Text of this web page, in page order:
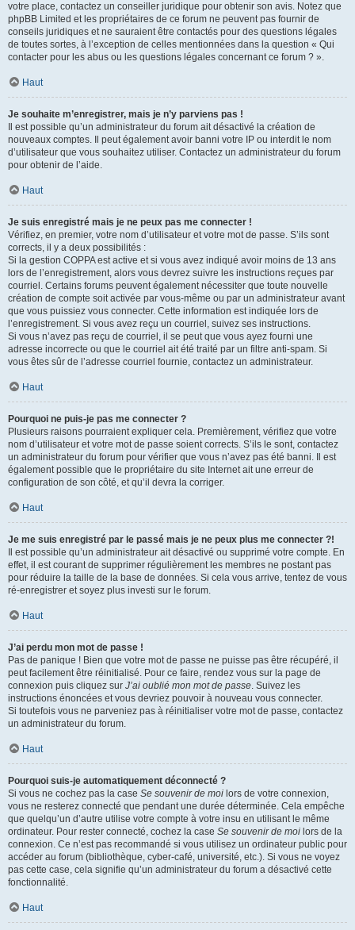
votre place, contactez un conseiller juridique pour obtenir son avis. Notez que
phpBB Limited et les propriétaires de ce forum ne peuvent pas fournir de
conseils juridiques et ne sauraient être contactés pour des questions légales
de toutes sortes, à l’exception de celles mentionnées dans la question « Qui
contacter pour les abus ou les questions légales concernant ce forum ? ».
Haut
Je souhaite m’enregistrer, mais je n’y parviens pas !
Il est possible qu’un administrateur du forum ait désactivé la création de
nouveaux comptes. Il peut également avoir banni votre IP ou interdit le nom
d’utilisateur que vous souhaitez utiliser. Contactez un administrateur du forum
pour obtenir de l’aide.
Haut
Je suis enregistré mais je ne peux pas me connecter !
Vérifiez, en premier, votre nom d’utilisateur et votre mot de passe. S’ils sont
corrects, il y a deux possibilités :
Si la gestion COPPA est active et si vous avez indiqué avoir moins de 13 ans
lors de l’enregistrement, alors vous devrez suivre les instructions reçues par
courriel. Certains forums peuvent également nécessiter que toute nouvelle
création de compte soit activée par vous-même ou par un administrateur avant
que vous puissiez vous connecter. Cette information est indiquée lors de
l’enregistrement. Si vous avez reçu un courriel, suivez ses instructions.
Si vous n’avez pas reçu de courriel, il se peut que vous ayez fourni une
adresse incorrecte ou que le courriel ait été traité par un filtre anti-spam. Si
vous êtes sûr de l’adresse courriel fournie, contactez un administrateur.
Haut
Pourquoi ne puis-je pas me connecter ?
Plusieurs raisons pourraient expliquer cela. Premièrement, vérifiez que votre
nom d’utilisateur et votre mot de passe soient corrects. S’ils le sont, contactez
un administrateur du forum pour vérifier que vous n’avez pas été banni. Il est
également possible que le propriétaire du site Internet ait une erreur de
configuration de son côté, et qu’il devra la corriger.
Haut
Je me suis enregistré par le passé mais je ne peux plus me connecter ?!
Il est possible qu’un administrateur ait désactivé ou supprimé votre compte. En
effet, il est courant de supprimer régulièrement les membres ne postant pas
pour réduire la taille de la base de données. Si cela vous arrive, tentez de vous
ré-enregistrer et soyez plus investi sur le forum.
Haut
J’ai perdu mon mot de passe !
Pas de panique ! Bien que votre mot de passe ne puisse pas être récupéré, il
peut facilement être réinitialisé. Pour ce faire, rendez vous sur la page de
connexion puis cliquez sur J’ai oublié mon mot de passe. Suivez les
instructions énoncées et vous devriez pouvoir à nouveau vous connecter.
Si toutefois vous ne parveniez pas à réinitialiser votre mot de passe, contactez
un administrateur du forum.
Haut
Pourquoi suis-je automatiquement déconnecté ?
Si vous ne cochez pas la case Se souvenir de moi lors de votre connexion,
vous ne resterez connecté que pendant une durée déterminée. Cela empêche
que quelqu’un d’autre utilise votre compte à votre insu en utilisant le même
ordinateur. Pour rester connecté, cochez la case Se souvenir de moi lors de la
connexion. Ce n’est pas recommandé si vous utilisez un ordinateur public pour
accéder au forum (bibliothèque, cyber-café, université, etc.). Si vous ne voyez
pas cette case, cela signifie qu’un administrateur du forum a désactivé cette
fonctionnalité.
Haut